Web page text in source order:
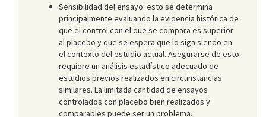
Sensibilidad del ensayo: esto se determina
principalmente evaluando la evidencia histórica de
que el control con el que se compara es superior
al placebo y que se espera que lo siga siendo en
el contexto del estudio actual. Asegurarse de esto
requiere un análisis estadístico adecuado de
estudios previos realizados en circunstancias
similares. La limitada cantidad de ensayos
controlados con placebo bien realizados y
comparables puede ser un problema.